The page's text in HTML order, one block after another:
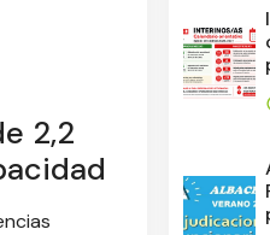
2,2